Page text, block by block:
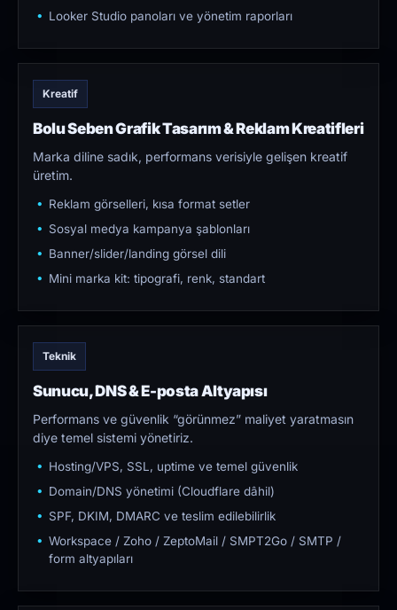
Looker Studio panoları ve yönetim raporları
Kreatif
Bolu Seben Grafik Tasarım & Reklam Kreatifleri
Marka diline sadık, performans verisiyle gelişen kreatif
üretim.
Reklam görselleri, kısa format setler
Sosyal medya kampanya şablonları
Banner/slider/landing görsel dili
Mini marka kit: tipografi, renk, standart
Teknik
Sunucu, DNS & E-posta Altyapısı
Performans ve güvenlik “görünmez” maliyet yaratmasın
diye temel sistemi yönetiriz.
Hosting/VPS, SSL, uptime ve temel güvenlik
Domain/DNS yönetimi (Cloudflare dâhil)
SPF, DKIM, DMARC ve teslim edilebilirlik
Workspace / Zoho / ZeptoMail / SMPT2Go / SMTP /
form altyapıları